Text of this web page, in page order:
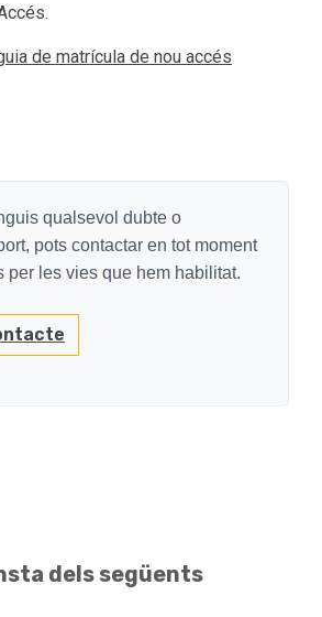
de matrícula de nou accés
qualsevol dubte o
pots contactar en tot moment
per les vies que hem habilitat.
dels següents